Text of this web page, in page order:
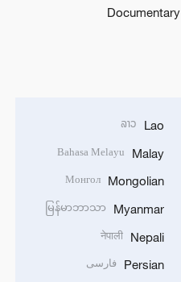
Documentary
Lao
ລາວ
Malay
Bahasa Melayu
Mongolian
Монгол
Myanmar
မြန်မာဘာသာ
Nepali
नेपाली
Persian فارسی